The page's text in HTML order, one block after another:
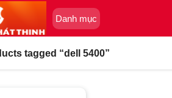
Danh mục
tagged “dell 5400”